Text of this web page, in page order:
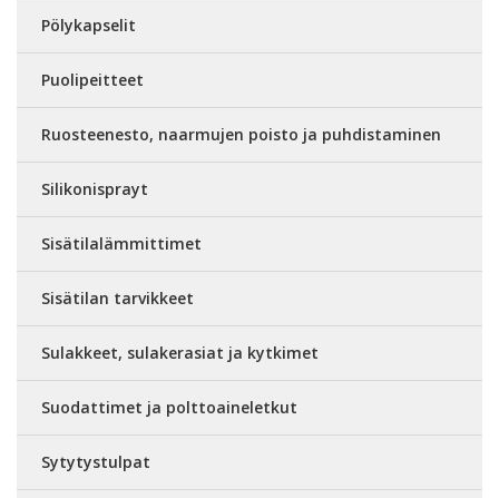
Pölykapselit
Puolipeitteet
Ruosteenesto, naarmujen poisto ja puhdistaminen
Silikonisprayt
Sisätilalämmittimet
Sisätilan tarvikkeet
Sulakkeet, sulakerasiat ja kytkimet
Suodattimet ja polttoaineletkut
Sytytystulpat